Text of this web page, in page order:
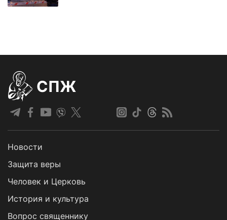
СПЖ
Новости
Защита веры
Человек и Церковь
История и культура
Вопрос священнику